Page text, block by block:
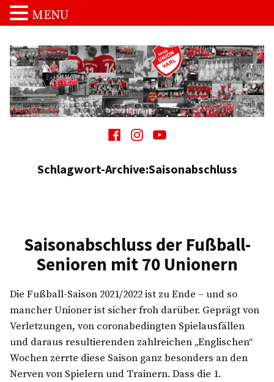
Inhalt
springen
Spvgg. Union Varl
…die Macht vom Schnakenpohl!
FacebookInstagram
Youtube
Schlagwort-Archive:Saisonabschluss
Saisonabschluss der Fußball-
Senioren mit 70 Unionern
Die Fußball-Saison 2021/2022 ist zu Ende – und so
mancher Unioner ist sicher froh darüber. Geprägt von
Verletzungen, von coronabedingten Spielausfällen
und daraus resultierenden zahlreichen „Englischen“
Wochen zerrte diese Saison ganz besonders an den
Nerven von Spielern und Trainern. Dass die 1.
MENU